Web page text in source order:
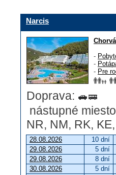
Narcis
-
-
- Pre
Doprava:
nástupné
NR, NM, RK,
28.08.2026
10 dní
29.08.2026
5 dní
29.08.2026
8 dní
30.08.2026
5 dní